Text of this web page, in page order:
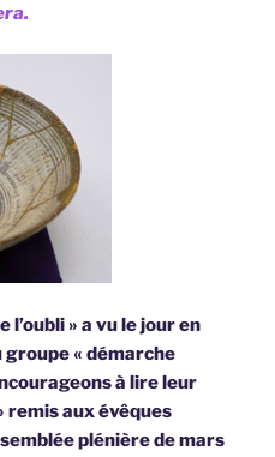
l’oubli » a vu le jour en
« démarche
à lire leur
remis aux évêques
plénière de mars